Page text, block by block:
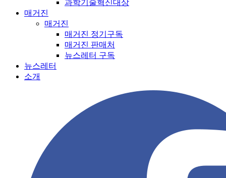
과학기술혁신대상
매거진
매거진
매거진 정기구독
매거진 판매처
뉴스레터 구독
뉴스레터
소개